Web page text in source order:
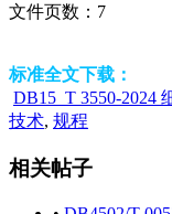
文件页数： 7
标准全文下载：
DB15_T 3550-2024
技术, 规程
相关帖子